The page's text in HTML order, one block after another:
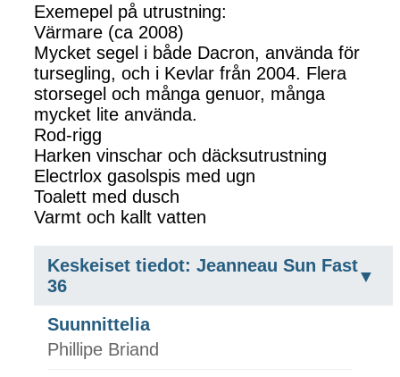
Exemepel på utrustning:
Värmare (ca 2008)
Mycket segel i både Dacron, använda för
tursegling, och i Kevlar från 2004. Flera
storsegel och många genuor, många
mycket lite använda.
Rod-rigg
Harken vinschar och däcksutrustning
Electrlox gasolspis med ugn
Toalett med dusch
Varmt och kallt vatten
Keskeiset tiedot: Jeanneau Sun Fast
36
Suunnittelia
Phillipe Briand